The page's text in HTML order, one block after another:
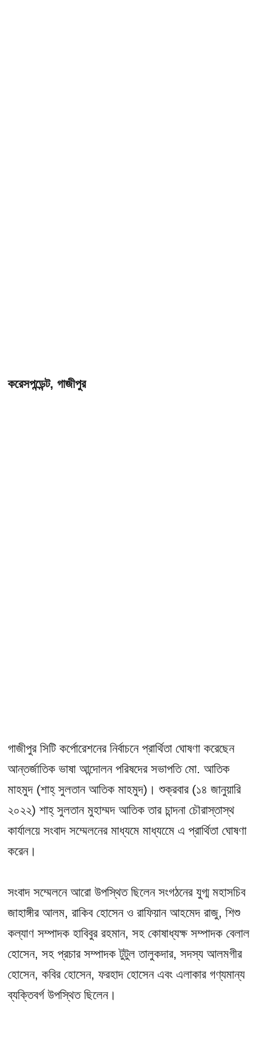
করেসপন্ডেন্ট, গাজীপুর
গাজীপুর সিটি কর্পোরেশনের নির্বাচনে প্রার্থিতা ঘোষণা করেছেন
আন্তর্জাতিক ভাষা আন্দোলন পরিষদের সভাপতি মো. আতিক
মাহমুদ (শাহ্ সুলতান আতিক মাহমুদ)। শুক্রবার (১৪ জানুয়ারি
২০২২) শাহ্ সুলতান মুহাম্মদ আতিক তার চান্দনা চৌরাস্তাস্থ
কার্যালয়ে সংবাদ সম্মেলনের মাধ্যমে মাধ্যমেে এ প্রার্থিতা ঘোষণা
করেন।
সংবাদ সম্মেলনে আরো উপস্থিত ছিলেন সংগঠনের যুগ্ম মহাসচিব
জাহাঙ্গীর আলম, রাকিব হোসেন ও রাফিয়ান আহমেদ রাজু, শিশু
কল্যাণ সম্পাদক হাবিবুর রহমান, সহ কোষাধ্যক্ষ সম্পাদক বেলাল
হোসেন, সহ প্রচার সম্পাদক টুটুল তালুকদার, সদস্য আলমগীর
হোসেন, কবির হোসেন, ফরহাদ হোসেন এবং এলাকার গণ্যমান্য
ব্যক্তিবর্গ উপস্থিত ছিলেন।